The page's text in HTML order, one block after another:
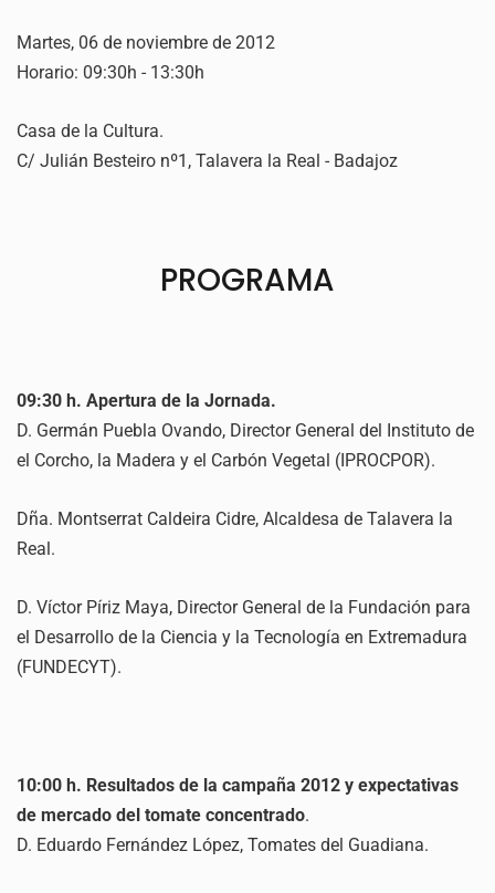
Martes, 06 de noviembre de 2012
Horario: 09:30h - 13:30h
Casa de la Cultura.
C/ Julián Besteiro nº1, Talavera la Real - Badajoz
PROGRAMA
09:30 h. Apertura de la Jornada.
D. Germán Puebla Ovando, Director General del Instituto de
el Corcho, la Madera y el Carbón Vegetal (IPROCPOR).
Dña. Montserrat Caldeira Cidre, Alcaldesa de Talavera la
Real.
D. Víctor Píriz Maya, Director General de la Fundación para
el Desarrollo de la Ciencia y la Tecnología en Extremadura
(FUNDECYT).
10:00 h. Resultados de la campaña 2012 y expectativas
de mercado del tomate concentrado.
D. Eduardo Fernández López, Tomates del Guadiana.